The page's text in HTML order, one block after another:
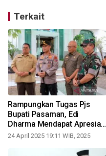
Terkait
Rampungkan Tugas Pjs
Bupati Pasaman, Edi
Dharma Mendapat Apresiasi
dari Gubernur
24 April 2025 19:11 WIB, 2025